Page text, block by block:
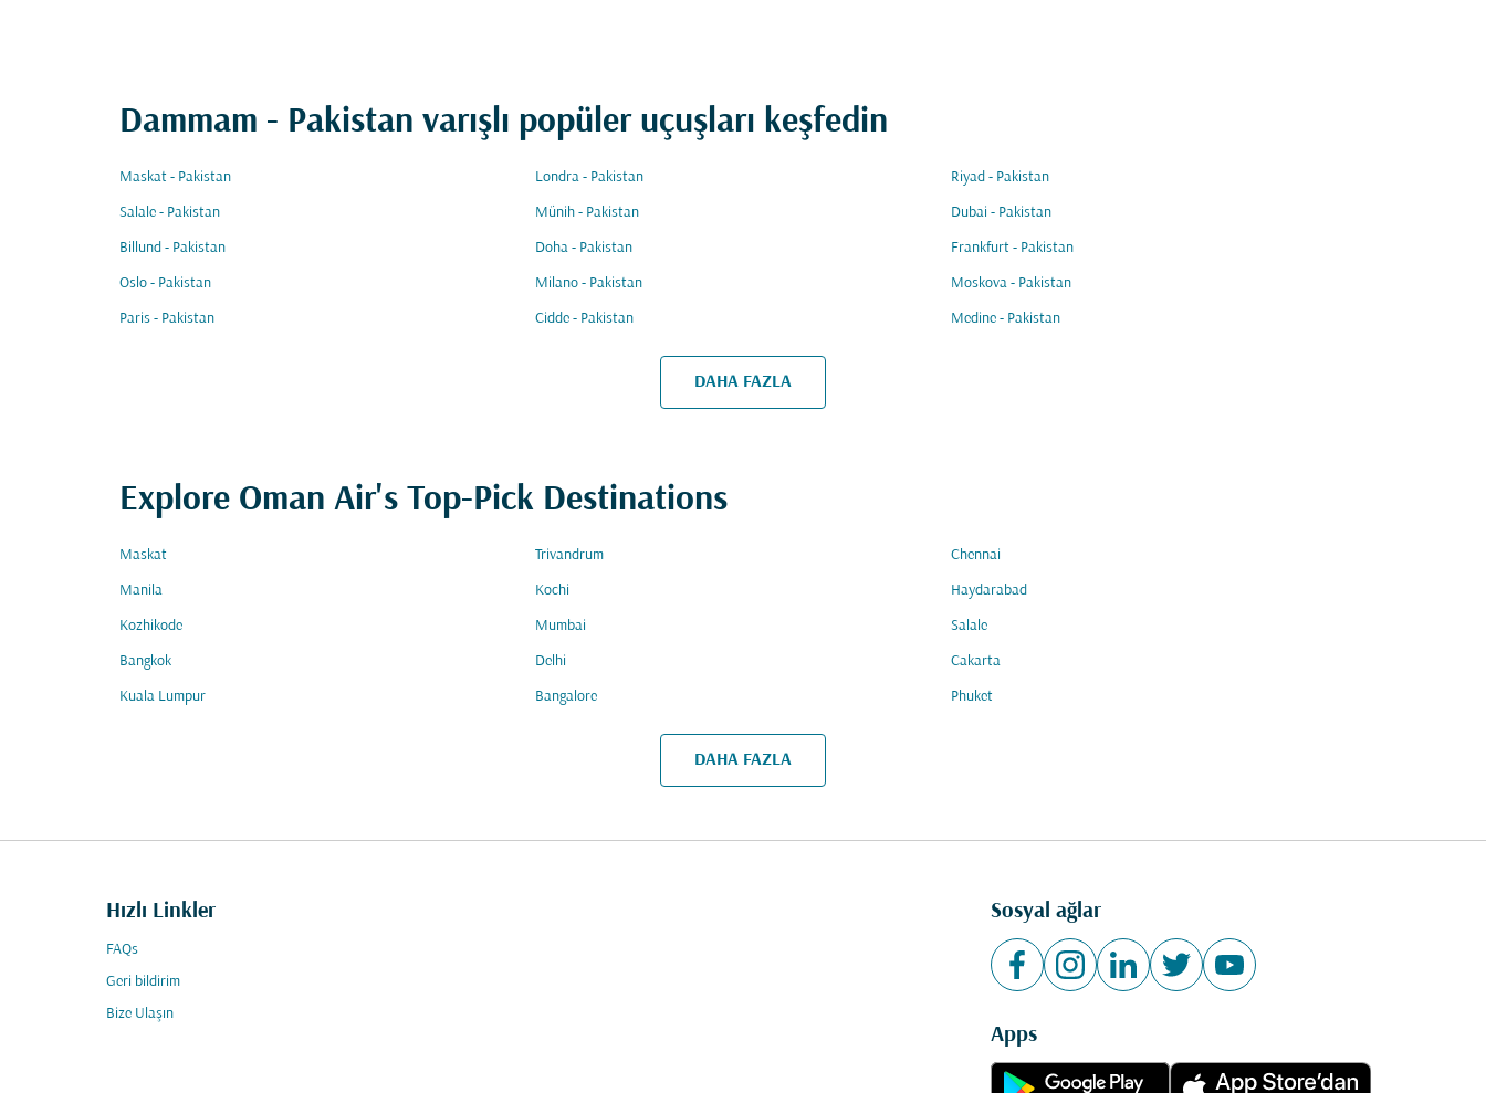
Dammam - Pakistan varışlı popüler uçuşları keşfedin
Maskat - Pakistan Londra - Pakistan Riyad - Pakistan
Salale - Pakistan Münih - Pakistan Dubai - Pakistan
Billund - Pakistan Doha - Pakistan Frankfurt - Pakistan
Oslo - Pakistan Milano - Pakistan Moskova - Pakistan
Paris - Pakistan Cidde - Pakistan Medine - Pakistan
DAHA FAZLA
Explore Oman Air's Top-Pick Destinations
Maskat Trivandrum Chennai
Manila Kochi Haydarabad
Kozhikode Mumbai Salale
Bangkok Delhi Cakarta
Kuala Lumpur Bangalore Phuket
DAHA FAZLA
Hızlı Linkler
FAQs
Geri bildirim
Bize Ulaşın
Sosyal ağlar
Apps